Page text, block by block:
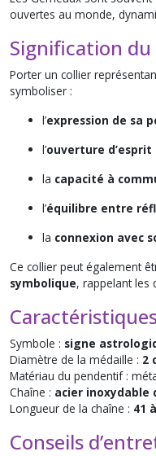
ouvertes au monde,
Signification
Porter un collier
symboliser :
l’expression de sa
l’ouverture d’esprit
la capacité à
l’équilibre entre
la connexion avec
Ce collier peut également
symbolique, rappelant les
Symbole : signe
Diamètre de la médaille : 2
Matériau du pendentif :
Chaîne : acier inoxydable
Longueur de la chaîne : 41
Conseils